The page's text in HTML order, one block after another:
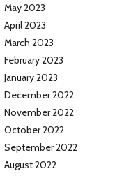
May 2023
April 2023
March 2023
February 2023
January 2023
December 2022
November 2022
October 2022
September 2022
August 2022